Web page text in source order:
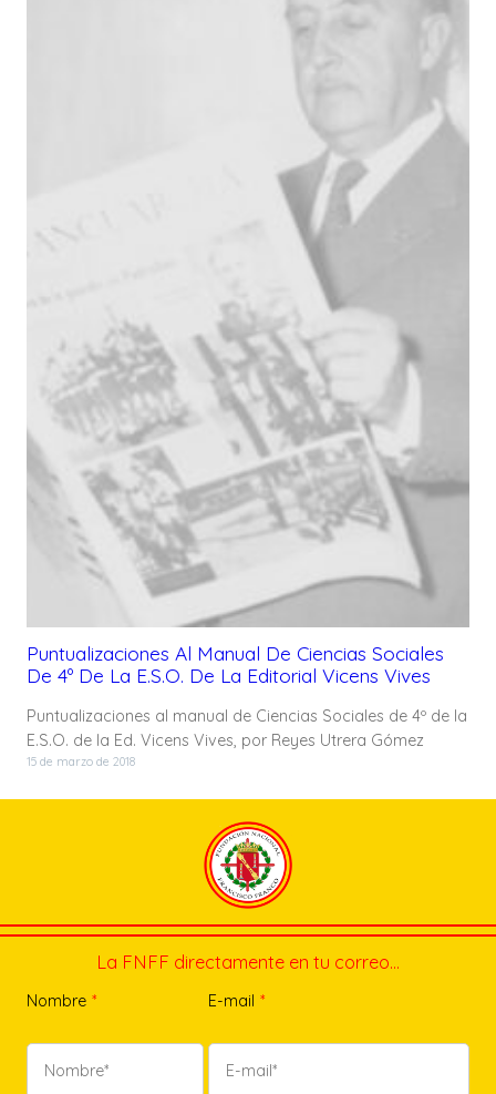
Puntualizaciones Al Manual De Ciencias Sociales
De 4º De La E.S.O. De La Editorial Vicens Vives
Puntualizaciones al manual de Ciencias Sociales de 4º de la
E.S.O. de la Ed. Vicens Vives, por Reyes Utrera Gómez
15 de marzo de 2018
La FNFF directamente en tu correo…
Nombre * E-mail *